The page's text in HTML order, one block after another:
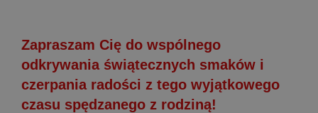
Zapraszam Cię do wspólnego
odkrywania świątecznych smaków i
czerpania radości z tego wyjątkowego
czasu spędzanego z rodziną!